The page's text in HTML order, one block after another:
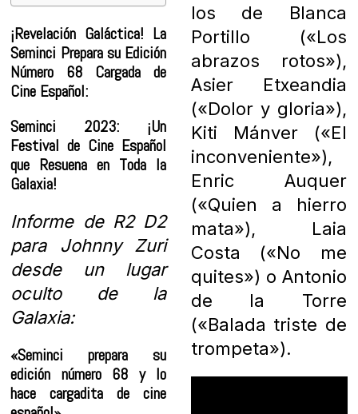
¡Revelación Galáctica! La
Seminci Prepara su Edición
Número 68 Cargada de
Cine Español:
Seminci 2023: ¡Un
Festival de Cine Español
que Resuena en Toda la
Galaxia!
Informe de R2 D2
para Johnny Zuri
desde un lugar
oculto de la
Galaxia:
«Seminci prepara su
edición número 68 y lo
hace cargadita de cine
los de Blanca
Portillo («Los
abrazos rotos»),
Asier Etxeandia
(«Dolor y gloria»),
Kiti Mánver («El
inconveniente»),
Enric Auquer
(«Quien a hierro
mata»), Laia
Costa («No me
quites») o Antonio
de la Torre
(«Balada triste de
trompeta»).